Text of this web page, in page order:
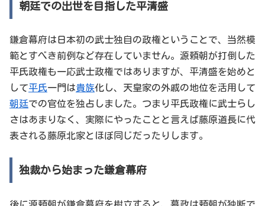
朝廷での出世を目指した平清盛
鎌倉幕府は日本初の武士独自の政権ということで、当然模
範とすべき前例など存在していません。源頼朝が打倒した
平氏政権も一応武士政権ではありますが、平清盛を始めと
して平氏一門は貴族化し、天皇家の外戚の地位を活用して
朝廷での官位を独占しました。つまり平氏政権に武士らし
さはあまりなく、実際にやったことと言えば藤原道長に代
表される藤原北家とほぼ同じだったりします。
独裁から始まった鎌倉幕府
後に源頼朝が鎌倉幕府を樹立すると、幕政は頼朝が独断で